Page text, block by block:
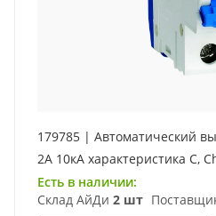
179785 | Автоматический
2А 10кА характеристика C,
Есть в наличии:
Склад АйДи 2 шт